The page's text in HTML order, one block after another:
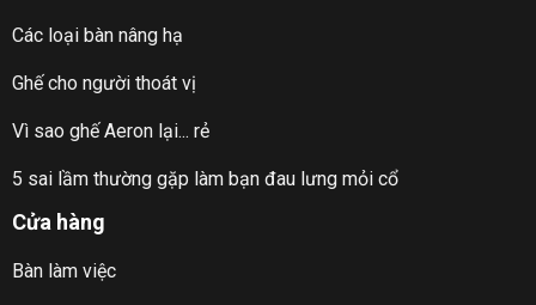
Các loại bàn nâng hạ
Ghế cho người thoát vị
Vì sao ghế Aeron lại... rẻ
5 sai lầm thường gặp làm bạn đau lưng mỏi cổ
Cửa hàng
Bàn làm việc